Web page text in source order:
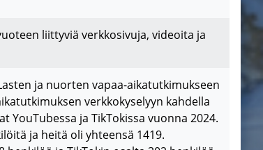
liittyviä verkkosivuja, videoita ja
ja nuorten vapaa-aikatutkimukseen
verkkokyselyyn kahdella
ja TikTokissa vuonna 2024.
ja heitä oli yhteensä 1419.